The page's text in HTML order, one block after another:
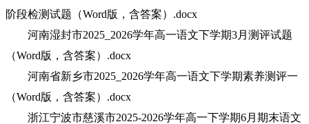
阶段检测试题（Word版，含答案）.docx
河南湿封市2025_2026学年高一语文下学期3月测评试题
（Word版，含答案）.docx
河南省新乡市2025_2026学年高一语文下学期素养测评一
（Word版，含答案）.docx
浙江宁波市慈溪市2025-2026学年高一下学期6月期末语文